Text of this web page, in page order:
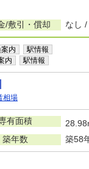
/敷引・償却 なし /
内
駅情報
内
駅情報
相場
有面積
築年数 築58